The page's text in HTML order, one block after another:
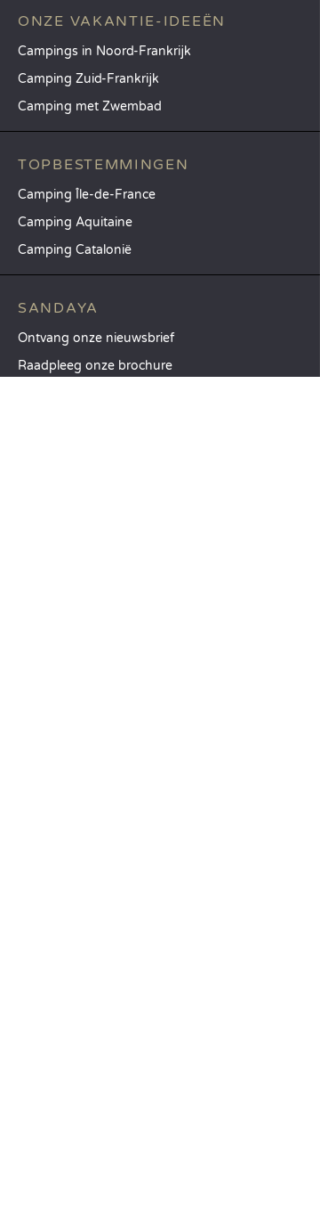
ONZE VAKANTIE-IDEEËN
Campings in Noord-Frankrijk
Camping Zuid-Frankrijk
Camping met Zwembad
TOPBESTEMMINGEN
Camping Île-de-France
Camping Aquitaine
Camping Catalonië
SANDAYA
Ontvang onze nieuwsbrief
Raadpleeg onze brochure